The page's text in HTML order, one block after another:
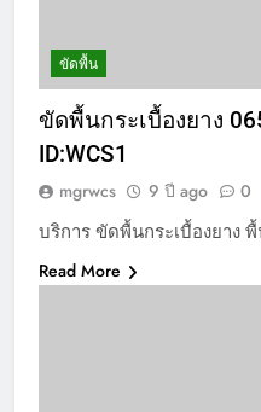
ขัดพื้น
ขัดพื้นกระเบื้องยาง
ID:WCS1
mgrwcs 9 ปี ago 0
บริการ ขัดพื้นกระเบื้องยาง
Read More